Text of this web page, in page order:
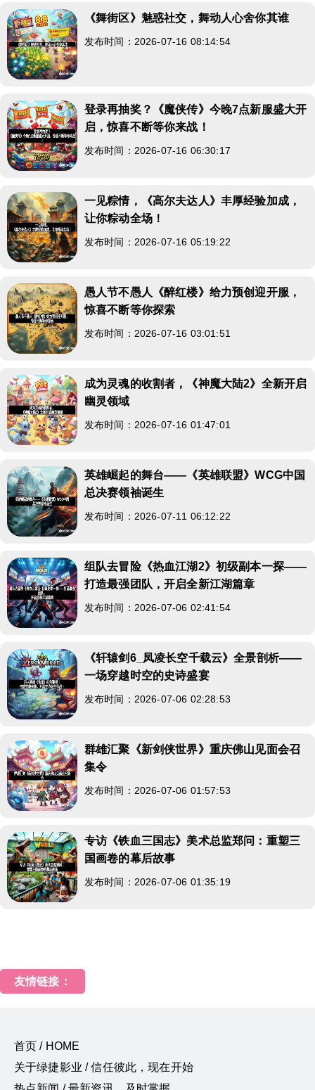
《舞街区》魅惑社交，舞动人心舍你其谁
发布时间：2026-07-16 08:14:54
登录再抽奖？《魔侠传》今晚7点新服盛大开
启，惊喜不断等你来战！
发布时间：2026-07-16 06:30:17
一见粽情，《高尔夫达人》丰厚经验加成，
让你粽动全场！
发布时间：2026-07-16 05:19:22
愚人节不愚人《醉红楼》给力预创迎开服，
惊喜不断等你探索
发布时间：2026-07-16 03:01:51
成为灵魂的收割者，《神魔大陆2》全新开启
幽灵领域
发布时间：2026-07-16 01:47:01
英雄崛起的舞台——《英雄联盟》WCG中国
总决赛领袖诞生
发布时间：2026-07-11 06:12:22
组队去冒险《热血江湖2》初级副本一探——
打造最强团队，开启全新江湖篇章
发布时间：2026-07-06 02:41:54
《轩辕剑6_凤凌长空千载云》全景剖析——
一场穿越时空的史诗盛宴
发布时间：2026-07-06 02:28:53
群雄汇聚《新剑侠世界》重庆佛山见面会召
集令
发布时间：2026-07-06 01:57:53
专访《铁血三国志》美术总监郑问：重塑三
国画卷的幕后故事
发布时间：2026-07-06 01:35:19
友情链接：
首页 / HOME
关于绿捷影业 / 信任彼此，现在开始